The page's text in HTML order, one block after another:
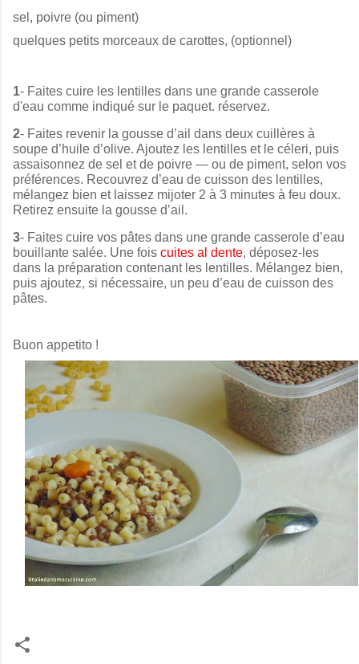
sel, poivre (ou piment)
quelques petits morceaux de carottes, (optionnel)
1- Faites cuire les lentilles dans une grande casserole
d'eau comme indiqué sur le paquet. réservez.
2- Faites revenir la gousse d’ail dans deux cuillères à
soupe d’huile d’olive. Ajoutez les lentilles et le céleri, puis
assaisonnez de sel et de poivre — ou de piment, selon vos
préférences. Recouvrez d’eau de cuisson des lentilles,
mélangez bien et laissez mijoter 2 à 3 minutes à feu doux.
Retirez ensuite la gousse d’ail.
3- Faites cuire vos pâtes dans une grande casserole d’eau
bouillante salée. Une fois cuites al dente, déposez-les
dans la préparation contenant les lentilles. Mélangez bien,
puis ajoutez, si nécessaire, un peu d’eau de cuisson des
pâtes.
Buon appetito !